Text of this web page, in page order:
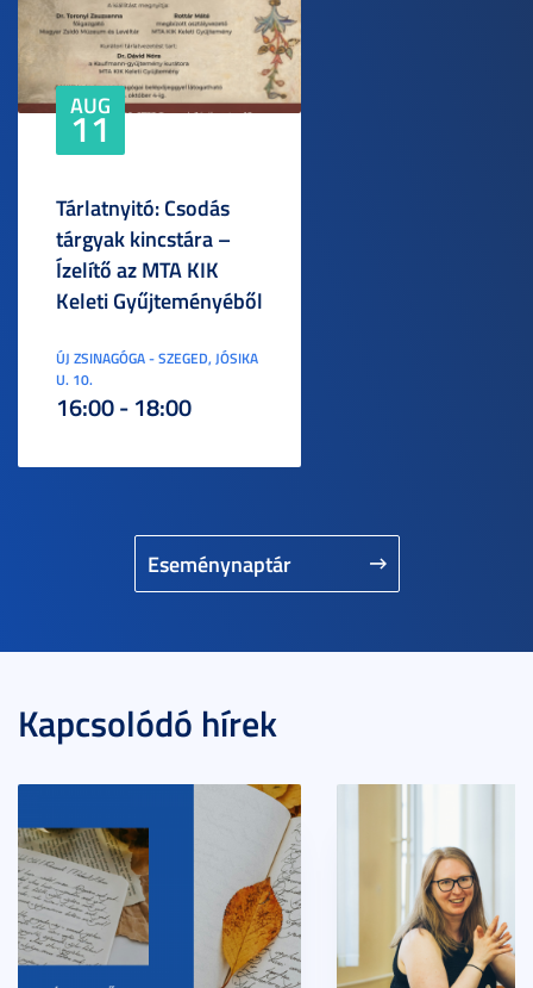
Eseménynaptár
AUG
11
Tárlatnyitó: Csodás
tárgyak kincstára –
Ízelítő az MTA KIK
Keleti Gyűjteményéből
ÚJ ZSINAGÓGA - SZEGED, JÓSIKA
U. 10.
16:00 - 18:00
Kapcsolódó hírek